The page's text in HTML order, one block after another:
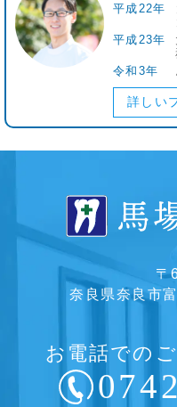
平成22年
平成23年
令和3年
詳しい
〒
奈良県奈良市
お電話での